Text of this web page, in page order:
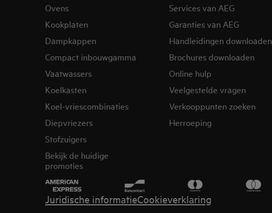
Ovens
Kookplaten
Dampkappen
Compact inbouwgamma
Vaatwassers
Koelkasten
Koel-vriescombinaties
Diepvriezers
Stofzuigers
Bekijk de huidige
promoties
Services van AEG
Garanties van AEG
Handleidingen downloaden
Brochures downloaden
Online hulp
Veelgestelde vragen
Verkooppunten zoeken
Herroeping
Juridische informatieCookieverklaring